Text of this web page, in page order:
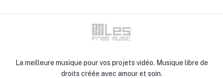
La meilleure musique pour vos projets vidéo. Musique libre de
droits créée avec amour et soin.